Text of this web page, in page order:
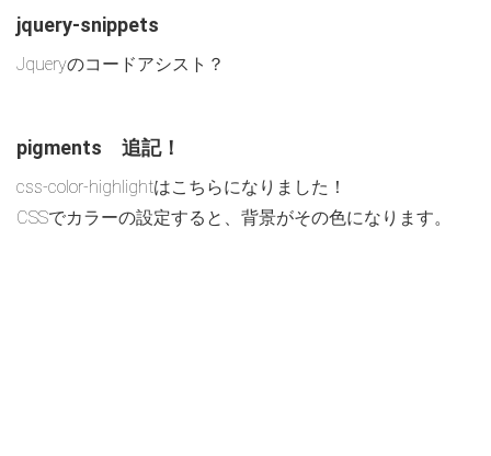
jquery-snippets
Jqueryのコードアシスト？
pigments 追記！
css-color-highlightはこちらになりました！
CSSでカラーの設定すると、背景がその色になります。